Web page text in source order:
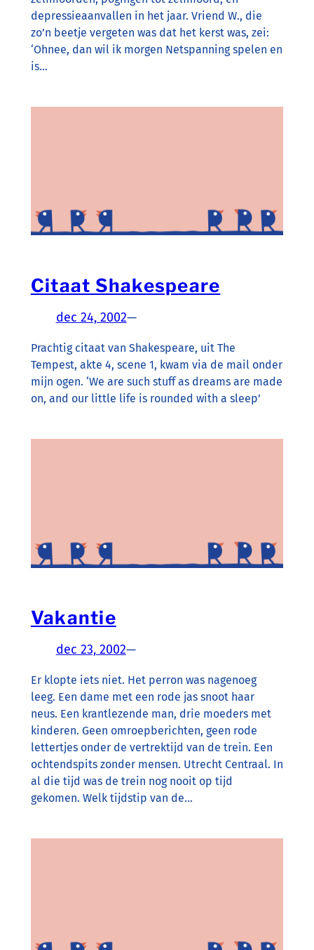
depressieaanvallen in het jaar. Vriend W., die
zo’n beetje vergeten was dat het kerst was, zei:
‘Ohnee, dan wil ik morgen Netspanning spelen en
is…
Citaat Shakespeare
dec 24, 2002—
Prachtig citaat van Shakespeare, uit The
Tempest, akte 4, scene 1, kwam via de mail onder
mijn ogen. ‘We are such stuff as dreams are made
on, and our little life is rounded with a sleep’
Vakantie
dec 23, 2002—
Er klopte iets niet. Het perron was nagenoeg
leeg. Een dame met een rode jas snoot haar
neus. Een krantlezende man, drie moeders met
kinderen. Geen omroepberichten, geen rode
lettertjes onder de vertrektijd van de trein. Een
ochtendspits zonder mensen. Utrecht Centraal. In
al die tijd was de trein nog nooit op tijd
gekomen. Welk tijdstip van de…